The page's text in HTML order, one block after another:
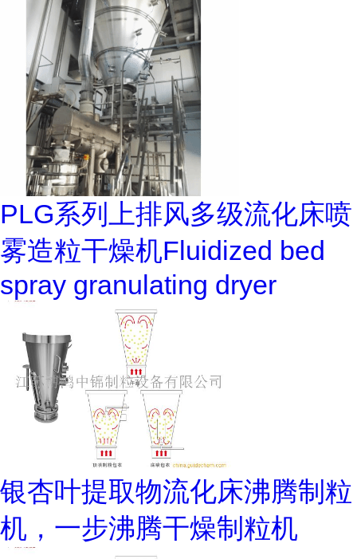
PLG系列上排风多级流化床喷
雾造粒干燥机Fluidized bed
spray granulating dryer
银杏叶提取物流化床沸腾制粒
机，一步沸腾干燥制粒机